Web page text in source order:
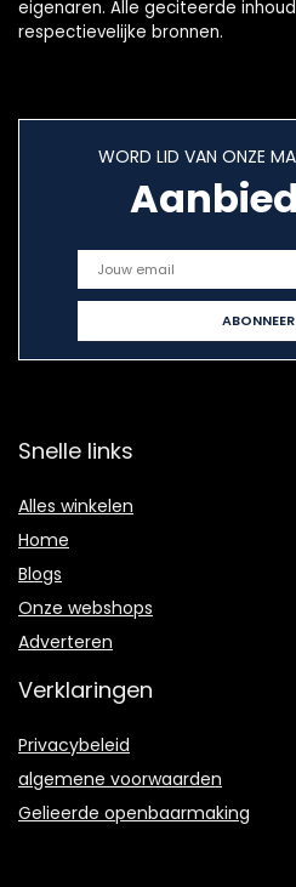
eigenaren. Alle geciteerde
respectievelijke bronnen.
WORD LID VAN ONZE
Snelle links
Alles winkelen
Home
Blogs
Onze webshops
Adverteren
Verklaringen
Privacybeleid
algemene voorwaarden
Gelieerde openbaarmaking